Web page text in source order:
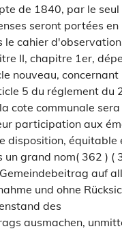
de 1840, par le
seront portées
le cahier
II, chapitre 1er,
nouveau, concernant
5 du réglement du
cote communale
participation aux
disposition, équitable
un grand nom( 362 ) (
auf
und ohne
des
ausmachen,